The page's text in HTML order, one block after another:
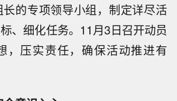
的专项领导小组，制定详尽活
、细化任务。11月3日召开动员
，压实责任，确保活动推进有